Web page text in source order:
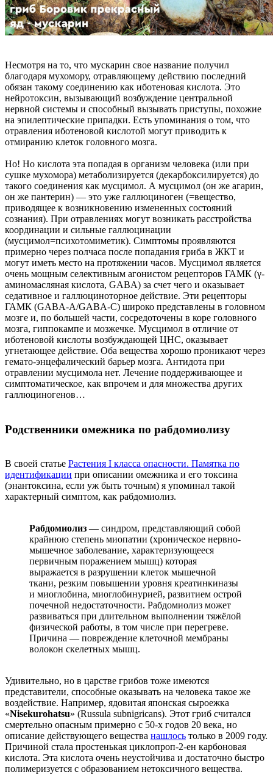
Несмотря на то, что мускарин свое название получил
благодаря мухомору, отравляющему действию последний
обязан такому соединению как иботеновая кислота. Это
нейротоксин, вызывающий возбуждение центральной
нервной системы и способный вызывать приступы, похожие
на эпилептические припадки. Есть упоминания о том, что
отравления иботеновой кислотой могут приводить к
отмиранию клеток головного мозга.
Но! Но кислота эта попадая в организм человека (или при
сушке мухомора) метаболизируется (декарбоксилируется) до
такого соединения как мусцимол. А мусцимол (он же агарин,
он же пантерин) — это уже галлюциноген (=вещество,
приводящее к возникновению измененных состояний
сознания). При отравлениях могут возникать расстройства
координации и сильные галлюцинации
(мусцимол=психотомиметик). Симптомы проявляются
примерно через полчаса после попадания гриба в ЖКТ и
могут иметь место на протяжении часов. Мусцимол является
очень мощным селективным агонистом рецепторов ГАМК (γ-
аминомасляная кислота, GABA) за счет чего и оказывает
седативное и галлюциноторное действие. Эти рецепторы
ГАМК (GABA-A/GABA-C) широко представлены в головном
мозге и, по большей части, сосредоточены в коре головного
мозга, гиппокампе и мозжечке. Мусцимол в отличие от
иботеновой кислоты возбуждающей ЦНС, оказывает
угнетающее действие. Оба вещества хорошо проникают через
гемато-энцефалический барьер мозга. Антидота при
отравлении мусцимола нет. Лечение поддерживающее и
симптоматическое, как впрочем и для множества других
галлюциногенов…
Родственники омежника по рабдомиолизу
В своей статье Растения I класса опасности. Памятка по
идентификации при описании омежника и его токсина
(энантоксина, если уж быть точным) я упоминал такой
характерный симптом, как рабдомиолиз.
Рабдомиолиз — синдром, представляющий собой
крайнюю степень миопатии (хроническое нервно-
мышечное заболевание, характеризующееся
первичным поражением мышц) которая
выражается в разрушении клеток мышечной
ткани, резким повышении уровня креатинкиназы
и миоглобина, миоглобинурией, развитием острой
почечной недостаточности. Рабдомиолиз может
развиваться при длительном выполнении тяжёлой
физической работы, в том числе при перегреве.
Причина — повреждение клеточной мембраны
волокон скелетных мышц.
Удивительно, но в царстве грибов тоже имеются
представители, способные оказывать на человека такое же
воздействие. Например, ядовитая японская сыроежка
«Nisekurohatsu» (Russula subnigricans). Этот гриб считался
смертельно опасным примерно с 50-х годов 20 века, но
описание действующего вещества нашлось только в 2009 году.
Причиной стала простенькая циклопроп-2-ен карбоновая
кислота. Эта кислота очень неустойчива и достаточно быстро
полимеризуется с образованием нетоксичного вещества.